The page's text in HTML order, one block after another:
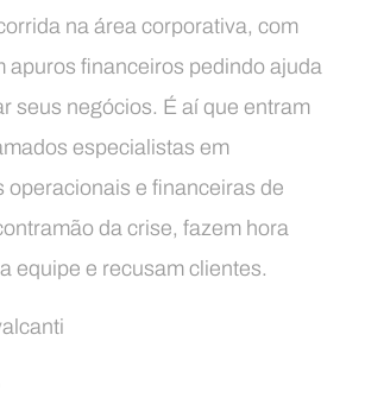
na área corporativa, com
apuros financeiros pedindo ajuda
seus negócios. É aí que entram
especialistas em
operacionais e financeiras de
da crise, fazem hora
equipe e recusam clientes.